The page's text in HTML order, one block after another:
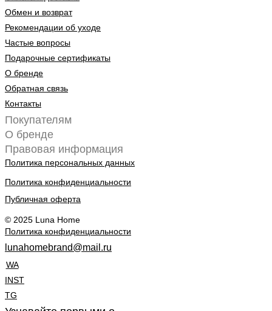
Обмен и возврат
Рекомендации об уходе
Частые вопросы
Подарочные сертификаты
О бренде
Обратная связь
Контакты
Покупателям
О бренде
Правовая информация
Политика персональных данных
Политика конфиденциальности
Публичная оферта
© 2025 Luna Home
Политика конфиденциальности
lunahomebrand@mail.ru
WA
INST
TG